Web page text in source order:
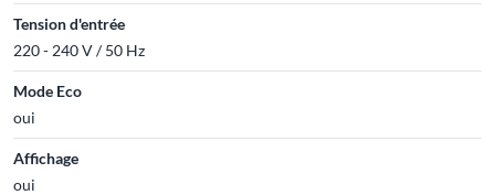
Tension d'entrée
220 - 240 V / 50 Hz
Mode Eco
oui
Affichage
oui